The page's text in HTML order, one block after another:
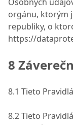
orgánu, ktorým
republiky, o
https://
8
8.1 Tieto
8.2 Tieto